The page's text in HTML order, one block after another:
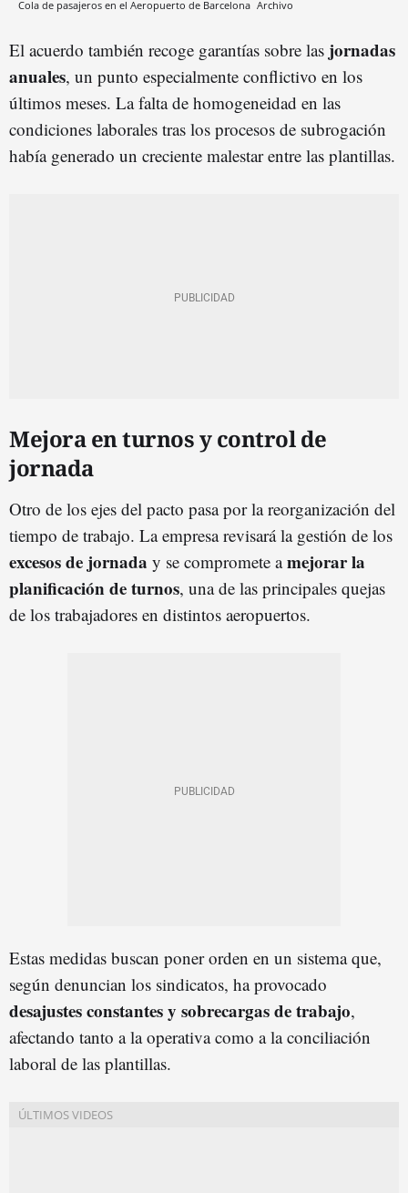
Cola de pasajeros en el Aeropuerto de Barcelona Archivo
El acuerdo también recoge garantías sobre las jornadas
anuales, un punto especialmente conflictivo en los
últimos meses. La falta de homogeneidad en las
condiciones laborales tras los procesos de subrogación
había generado un creciente malestar entre las plantillas.
Mejora en turnos y control de
jornada
Otro de los ejes del pacto pasa por la reorganización del
tiempo de trabajo. La empresa revisará la gestión de los
excesos de jornada y se compromete amejorar la
planificación de turnos, una de las principales quejas
de los trabajadores en distintos aeropuertos.
Estas medidas buscan poner orden en un sistema que,
según denuncian los sindicatos, ha provocado
desajustes constantes y sobrecargas de trabajo,
afectando tanto a la operativa como a la conciliación
laboral de las plantillas.